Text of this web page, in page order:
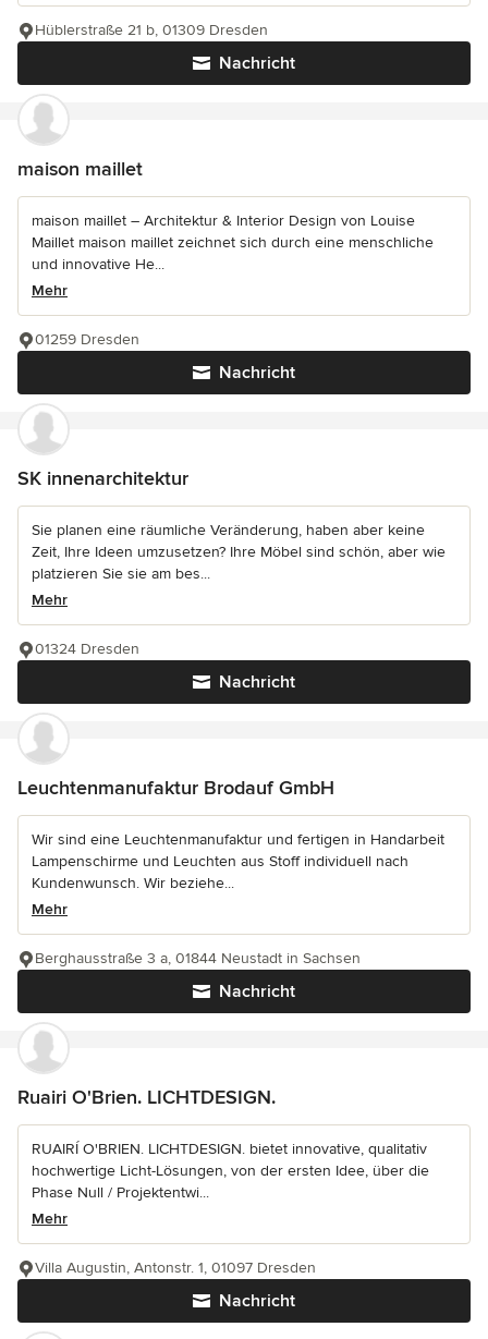
Nachricht
Hüblerstraße 21 b, 01309 Dresden
maison maillet
maison maillet – Architektur & Interior Design von Louise
Maillet maison maillet zeichnet sich durch eine menschliche
und innovative He...
Mehr
Nachricht
01259 Dresden
SK innenarchitektur
Sie planen eine räumliche Veränderung, haben aber keine
Zeit, Ihre Ideen umzusetzen? Ihre Möbel sind schön, aber wie
platzieren Sie sie am bes...
Mehr
Nachricht
01324 Dresden
Leuchtenmanufaktur Brodauf GmbH
Wir sind eine Leuchtenmanufaktur und fertigen in Handarbeit
Lampenschirme und Leuchten aus Stoff individuell nach
Kundenwunsch. Wir beziehe...
Mehr
Nachricht
Berghausstraße 3 a, 01844 Neustadt in Sachsen
Ruairi O'Brien. LICHTDESIGN.
RUAIRÍ O'BRIEN. LICHTDESIGN. bietet innovative, qualitativ
hochwertige Licht-Lösungen, von der ersten Idee, über die
Phase Null / Projektentwi...
Mehr
Nachricht
Villa Augustin, Antonstr. 1, 01097 Dresden